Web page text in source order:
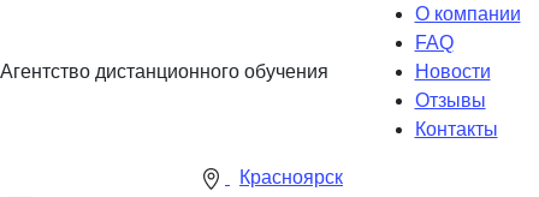
Агентство дистанционного обучения
О компании
FAQ
Новости
Отзывы
Контакты
Красноярск